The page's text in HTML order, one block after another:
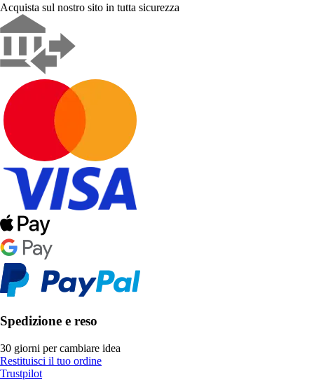
Acquista sul nostro sito in tutta sicurezza
Spedizione e reso
30 giorni per cambiare idea
Restituisci il tuo ordine
Trustpilot